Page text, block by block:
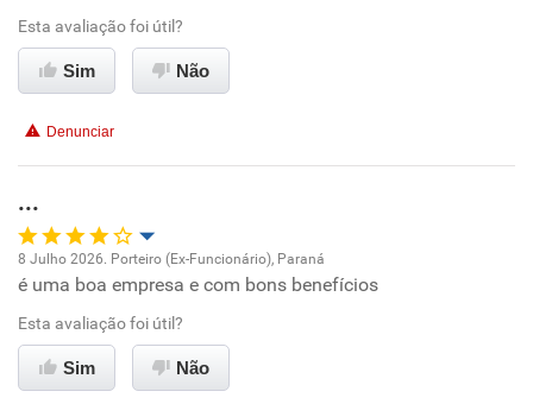
Recomenda esta empresa
Esta avaliação foi útil?
Sim Não
Denunciar
...
Oportunidade de promoção
Ambiente de trabalho
8 Julho 2026. Porteiro (Ex-Funcionário), Paraná
é uma boa empresa e com bons benefícios
Esta avaliação foi útil?
Sim Não